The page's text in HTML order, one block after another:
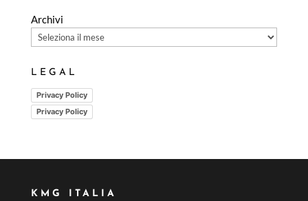
Archivi
LEGAL
Privacy Policy
Privacy Policy
KMG ITALIA